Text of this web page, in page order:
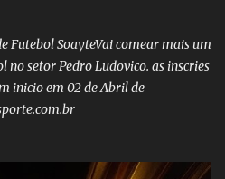
Futebol SoayteVai comear mais um
no setor Pedro Ludovico. as inscries
inicio em 02 de Abril de